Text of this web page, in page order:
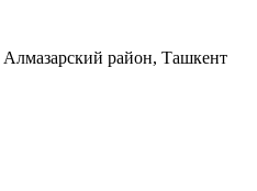
район, Ташкент